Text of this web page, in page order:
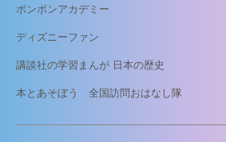
ボンボンアカデミー
ディズニーファン
講談社の学習まんが 日本の歴史
本とあそぼう 全国訪問おはなし隊